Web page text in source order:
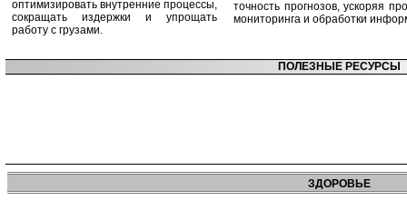
оптимизировать внутренние процессы,
сокращать издержки и упрощать
работу с грузами.
точность прогнозов, ускоряя
мониторинга и обработки
ПОЛЕЗНЫЕ РЕСУРСЫ
ЗДОРОВЬЕ